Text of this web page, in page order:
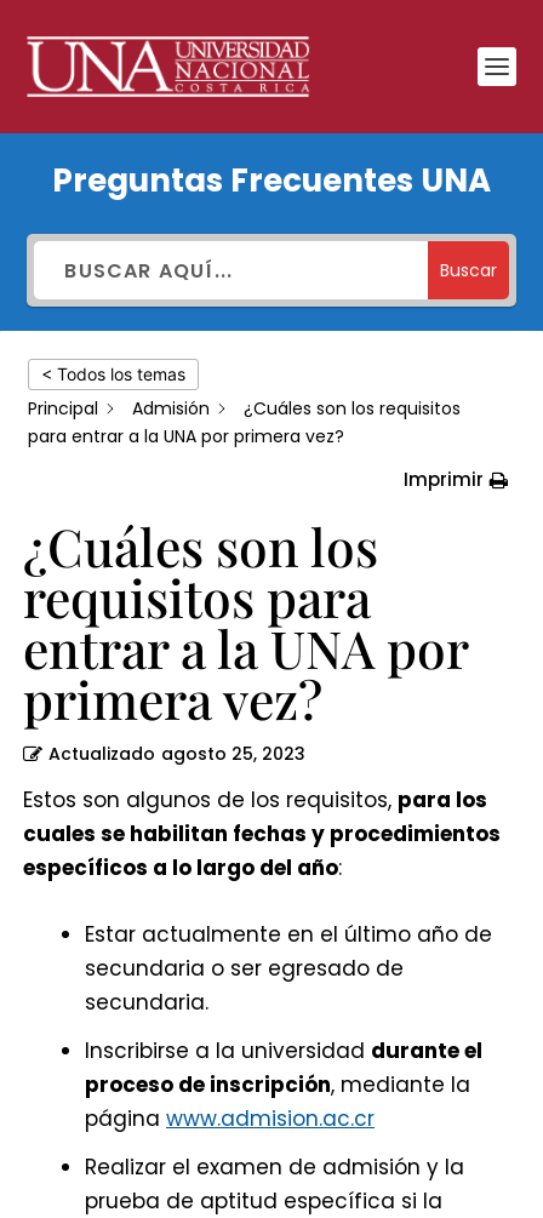
los
requisitos
para
entrar
primera
vez?
Preguntas Frecuentes UNA
Buscar
< Todos los temas
Principal Admisión
¿Cuáles son los requisitos
para entrar a la UNA por primera vez?
Imprimir
¿Cuáles son los
requisitos para
entrar a la UNA por
primera vez?
Actualizado agosto 25, 2023
Estos son algunos de los requisitos, para los
cuales se habilitan fechas y procedimientos
específicos a lo largo del año:
Estar actualmente en el último año de
secundaria o ser egresado de
secundaria.
Inscribirse a la universidad durante el
proceso de inscripción, mediante la
página www.admision.ac.cr
Realizar el examen de admisión y la
prueba de aptitud específica si la